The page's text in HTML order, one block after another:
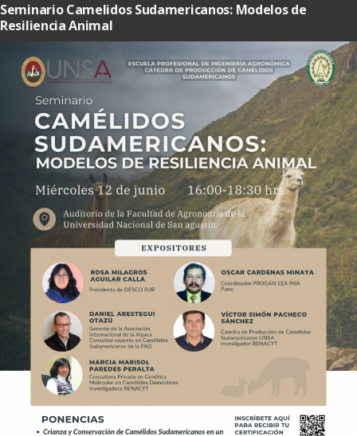
Seminario Camelidos Sudamericanos: Modelos de
Resiliencia Animal